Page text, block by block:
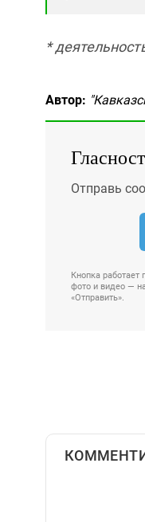
*
Автор:
Отправь
Кнопка работает
фото и видео —
«Отправить».